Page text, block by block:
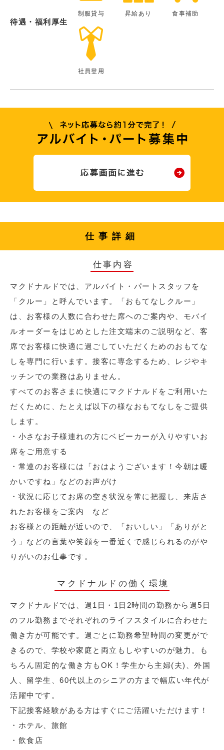
待遇・福利厚生
制服貸与 昇給あり 食事補助
社員登用
仕事詳細
仕事内容
マクドナルドでは、アルバイト・パートスタッフを
「クルー」と呼んでいます。「おもてなしクルー」
は、お客様の人数に合わせた席へのご案内や、モバイ
ルオーダーをはじめとした注文端末のご説明など、客
席でお客様に快適に過ごしていただくためのおもてな
しを専門に行います。接客に専念するため、レジやキ
ッチンでの業務はありません。
すべてのお客さまに快適にマクドナルドをご利用いた
だくために、たとえば以下の様なおもてなしをご提供
します。
・小さなお子様連れの方にベビーカーが入りやすいお
席をご用意する
・常連のお客様には「おはようございます！今朝は暖
かいですね」などのお声がけ
・状況に応じてお席の空き状況を常に把握し、来店さ
れたお客様をご案内 など
お客様との距離が近いので、「おいしい」「ありがと
う」などの言葉や笑顔を一番近くで感じられるのがや
りがいのお仕事です。
マクドナルドの働く環境
マクドナルドでは、週1日・1日2時間の勤務から週5日
のフル勤務までそれぞれのライフスタイルに合わせた
働き方が可能です。週ごとに勤務希望時間の変更がで
きるので、学校や家庭と両立もしやすいのが魅力。も
ちろん固定的な働き方もOK！学生から主婦(夫)、外国
人、留学生、60代以上のシニアの方まで幅広い年代が
活躍中です。
下記接客経験がある方はすぐにご活躍いただけます！
・ホテル、旅館
・飲食店